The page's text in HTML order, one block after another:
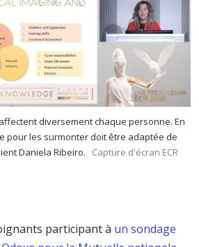
diversement chaque personne. En
pour les surmonter doit être adaptée de
Daniela Ribeiro.
Capture d'écran ECR
participant à un sondage